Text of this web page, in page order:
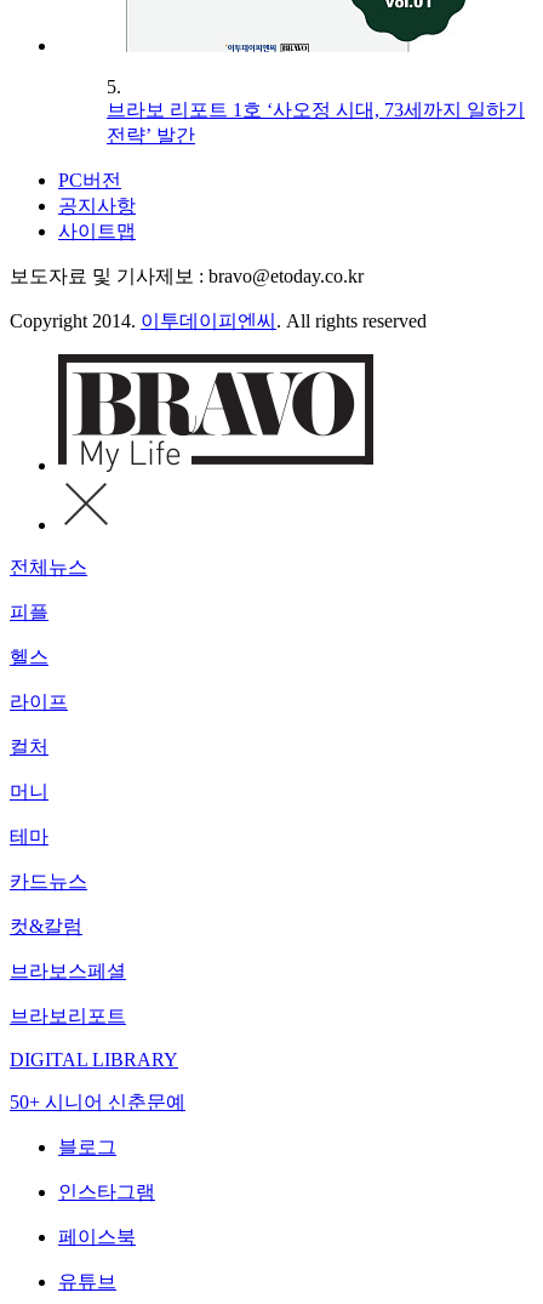
5.
브라보 리포트 1호 ‘사오정 시대, 73세까지 일하기
전략’ 발간
PC버전
공지사항
사이트맵
보도자료 및 기사제보 : bravo@etoday.co.kr
Copyright 2014. 이투데이피엔씨 . All rights reserved
전체뉴스
피플
헬스
라이프
컬처
머니
테마
카드뉴스
컷&칼럼
브라보스페셜
브라보리포트
DIGITAL LIBRARY
50+ 시니어 신춘문예
블로그
인스타그램
페이스북
유튜브